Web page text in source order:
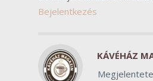
Bejelentkezés
KÁVÉHÁZ